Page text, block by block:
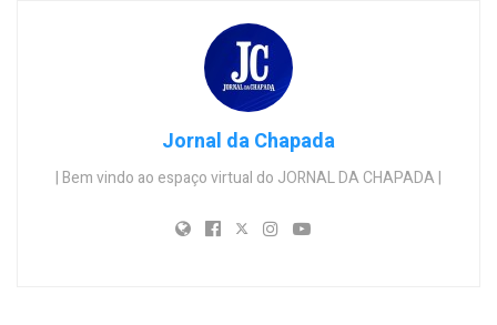
Jornal da Chapada
| Bem vindo ao espaço virtual do JORNAL DA CHAPADA |